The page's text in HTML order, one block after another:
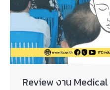
Review งาน